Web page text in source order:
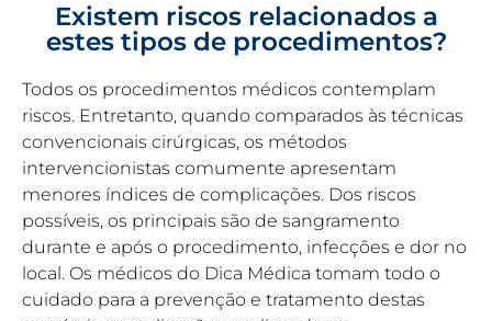
Existem riscos relacionados a
estes tipos de procedimentos?
Todos os procedimentos médicos contemplam
riscos. Entretanto, quando comparados às técnicas
convencionais cirúrgicas, os métodos
intervencionistas comumente apresentam
menores índices de complicações. Dos riscos
possíveis, os principais são de sangramento
durante e após o procedimento, infecções e dor no
local. Os médicos do Dica Médica tomam todo o
cuidado para a prevenção e tratamento destas